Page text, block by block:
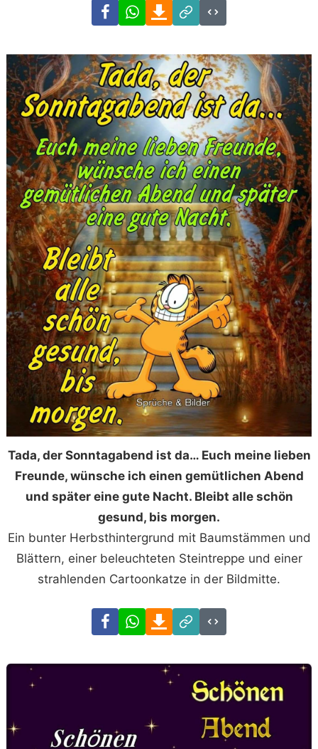
FacebookWhatsAppDownload
Link
Code
Tada, der Sonntagabend ist da… Euch meine lieben
Freunde, wünsche ich einen gemütlichen Abend
und später eine gute Nacht. Bleibt alle schön
gesund, bis morgen.
Ein bunter Herbsthintergrund mit Baumstämmen und
Blättern, einer beleuchteten Steintreppe und einer
strahlenden Cartoonkatze in der Bildmitte.
FacebookWhatsAppDownload
Link
Code